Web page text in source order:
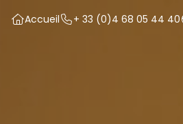
Accueil+ 33 (0)4 68 05 44 40